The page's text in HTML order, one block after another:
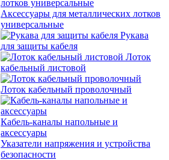
Аксессуары для металлических лотков
универсальные
Рукава
для защиты кабеля
Лоток
кабельный листовой
Лоток кабельный проволочный
Кабель-каналы напольные и
аксессуары
Указатели напряжения и устройства
безопасности